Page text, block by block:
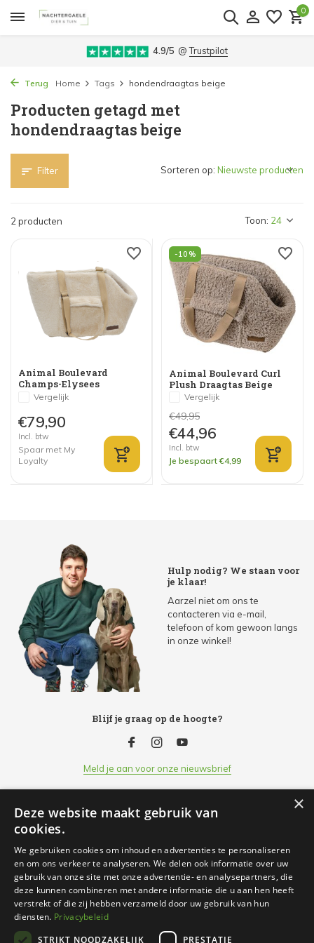
0
4.9/5 @Trustpilot
Terug Home Tags hondendraagtas beige
Producten getagd met
hondendraagtas beige
Filter
2 producten Toon:
Sorteren op:
Animal Boulevard
Champs-Elysees
Draagtas Beige
Vergelijk
€79,90
Incl. btw
Spaar met My
Loyalty
-10%
Animal Boulevard Curl
Plush Draagtas Beige
Vergelijk
€49,95
€44,96
Incl. btw
Je bespaart €4,99
Hulp nodig? We staan voor
je klaar!
Aarzel niet om ons te
contacteren via e-mail,
telefoon of kom gewoon langs
in onze winkel!
Blijf je graag op de hoogte?
Meld je aan voor onze nieuwsbrief
Klantenservice
Openingsuren
Informatie
×
Deze website maakt gebruik van
cookies.
We gebruiken cookies om inhoud en advertenties te personaliseren
en om ons verkeer te analyseren. We delen ook informatie over uw
gebruik van onze site met onze advertentie- en analysepartners, die
deze kunnen combineren met andere informatie die u aan hen heeft
verstrekt of die zij hebben verzameld door uw gebruik van hun
diensten. Privacybeleid
STRIKT NOODZAKELIJK
PRESTATIE